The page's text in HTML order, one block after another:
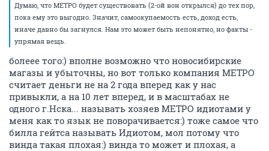
Думаю, что МЕТРО будет существовать (2-ой вон открылся) до тех пор,
пока ему это выгодно. Значит, самоокупаемость есть, доход есть,
иначе давно бы загнулся. Нам это может быть непонятно, но факты -
упрямая вещь.
болеее того:) вполне возможно что новосибирские
магазы и убыточны, но вот только компания МЕТРО
считает деньги не на 2 года вперед как у нас
привыкли, а на 10 лет вперед, и в масштабах не
одного г.Нска... называть хозяев МЕТРО идиотами у
меня как то язык не поворачивается:) тоже самое что
билла гейтса называть Идиотом, мол потому что
винда такая плохая:) винда то может и плохая, а